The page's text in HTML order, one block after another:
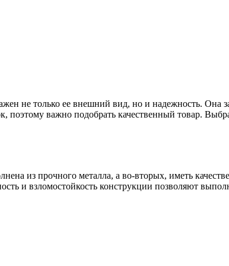
не только ее внешний вид, но и надежность. Она
поэтому важно подобрать качественный товар.
из прочного металла, а во-вторых, иметь
и взломостойкость конструкции позволяют